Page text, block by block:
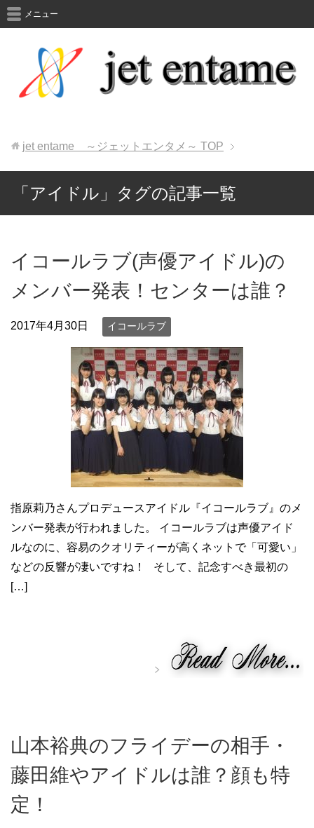
メニュー
jet entame ～ジェットエンタメ～ TOP
「アイドル」タグの記事一覧
イコールラブ(声優アイドル)の
メンバー発表！センターは誰？
2017年4月30日 イコールラブ
指原莉乃さんプロデュースアイドル『イコールラブ』のメ
ンバー発表が行われました。 イコールラブは声優アイド
ルなのに、容易のクオリティーが高くネットで「可愛い」
などの反響が凄いですね！ そして、記念すべき最初の
[…]
山本裕典のフライデーの相手・
藤田維やアイドルは誰？顔も特
定！